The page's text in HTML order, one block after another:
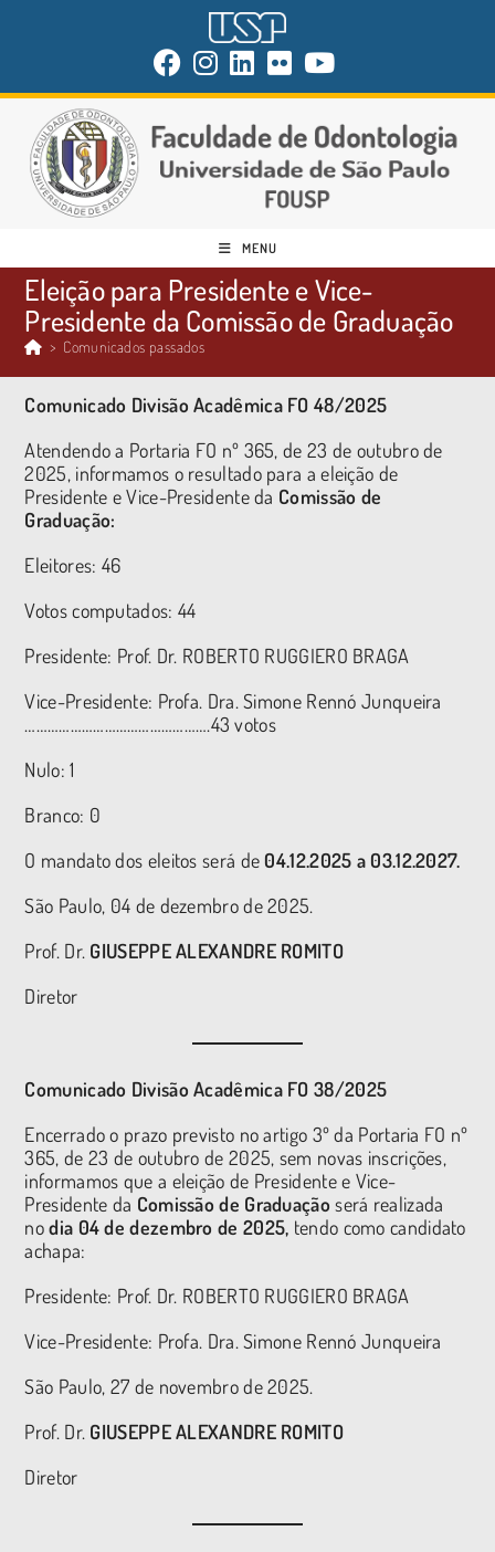
MENU
Eleição para Presidente e Vice-
Presidente da Comissão de Graduação
> Comunicados passados
Comunicado Divisão Acadêmica FO 48/2025
Atendendo a Portaria FO nº 365, de 23 de outubro de
2025, informamos o resultado para a eleição de
Presidente e Vice-Presidente da Comissão de
Graduação:
Eleitores: 46
Votos computados: 44
Presidente: Prof. Dr. ROBERTO RUGGIERO BRAGA
Vice-Presidente: Profa. Dra. Simone Rennó Junqueira
………………………………………….43 votos
Nulo: 1
Branco: 0
O mandato dos eleitos será de 04.12.2025 a 03.12.2027.
São Paulo, 04 de dezembro de 2025.
Prof. Dr. GIUSEPPE ALEXANDRE ROMITO
Diretor
Comunicado Divisão Acadêmica FO 38/2025
Encerrado o prazo previsto no artigo 3º da Portaria FO nº
365, de 23 de outubro de 2025, sem novas inscrições,
informamos que a eleição de Presidente e Vice-
Presidente da Comissão de Graduaçãoserá realizada
nodia 04 de dezembro de 2025, tendo como candidato
achapa:
Presidente: Prof. Dr. ROBERTO RUGGIERO BRAGA
Vice-Presidente: Profa. Dra. Simone Rennó Junqueira
São Paulo, 27 de novembro de 2025.
Prof. Dr. GIUSEPPE ALEXANDRE ROMITO
Diretor